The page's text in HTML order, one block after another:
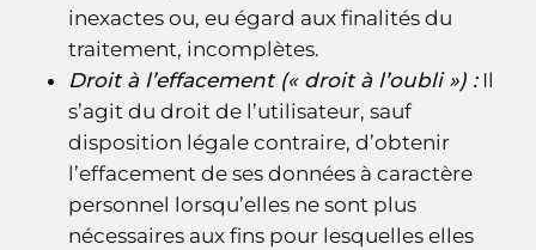
inexactes ou, eu égard aux finalités du
traitement, incomplètes.
Droit à l’effacement (« droit à l’oubli ») :Il
s’agit du droit de l’utilisateur, sauf
disposition légale contraire, d’obtenir
l’effacement de ses données à caractère
personnel lorsqu’elles ne sont plus
nécessaires aux fins pour lesquelles elles